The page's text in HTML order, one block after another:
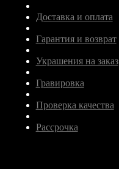
Доставка и оплата
Гарантия и возврат
Украшения на заказ
Гравировка
Проверка качества
Рассрочка